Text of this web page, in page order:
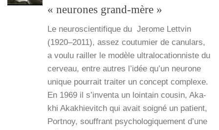
« neurones grand-mère »
Le neu­ros­cien­ti­fique du Jerome Lett­vin
(1920–2011), assez cou­tu­mier de canu­lars,
a vou­lu railler le modèle ultra­lo­ca­tion­niste du
cer­veau, entre autres l’i­dée qu’un neu­rone
unique pour­rait trai­ter un concept com­plexe.
En 1969 il s’in­ven­ta un loin­tain cou­sin, Aka­
khi Aka­khie­vitch qui avait soi­gné un patient,
Port­noy, souf­frant psy­cho­lo­gi­que­ment d’une